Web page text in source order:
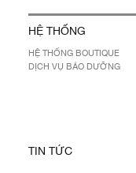
HỆ THỐNG
HỆ THỐNG BOUTIQUE
DỊCH VỤ BẢO DƯỠNG
TIN TỨC